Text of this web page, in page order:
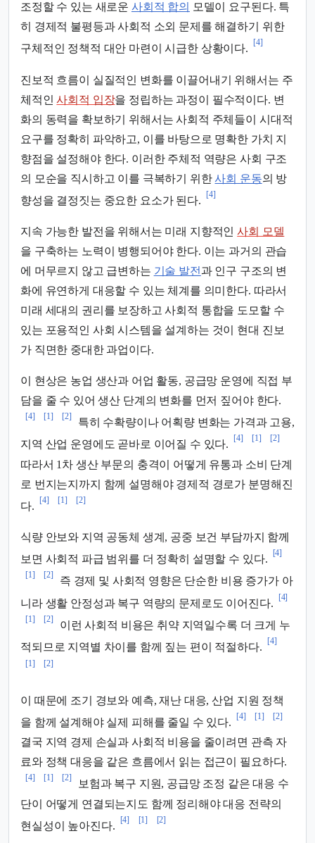
조정할 수 있는 새로운 사회적 합의
모델이 요구된다. 특
히 경제적 불평등과 사회적 소외 문제를 해결하기 위한
구체적인 정책적 대안 마련이 시급한 상황이다.
[4]
진보적 흐름이 실질적인 변화를 이끌어내기 위해서는 주
체적인사회적 입장을 정립하는 과정이 필수적이다. 변
화의 동력을 확보하기 위해서는 사회적 주체들이 시대적
요구를 정확히 파악하고, 이를 바탕으로 명확한 가치 지
향점을 설정해야 한다. 이러한 주체적 역량은 사회 구조
의 모순을 직시하고 이를 극복하기 위한사회 운동의 방
향성을 결정짓는 중요한 요소가 된다.
[4]
지속 가능한 발전을 위해서는 미래 지향적인사회 모델
을 구축하는 노력이 병행되어야 한다. 이는 과거의 관습
에 머무르지 않고 급변하는 기술 발전 과 인구 구조의 변
화에 유연하게 대응할 수 있는 체계를 의미한다. 따라서
미래 세대의 권리를 보장하고 사회적 통합을 도모할 수
있는 포용적인 사회 시스템을 설계하는 것이 현대 진보
가 직면한 중대한 과업이다.
이 현상은 농업 생산과 어업 활동, 공급망 운영에 직접 부
담을 줄 수 있어 생산 단계의 변화를 먼저 짚어야 한다.
[4] [1] [2]
특히 수확량이나 어획량 변화는 가격과 고용,
지역 산업 운영에도 곧바로 이어질 수 있다.
[4] [1] [2]
따라서 1차 생산 부문의 충격이 어떻게 유통과 소비 단계
로 번지는지까지 함께 설명해야 경제적 경로가 분명해진
다.
[4] [1] [2]
식량 안보와 지역 공동체 생계, 공중 보건 부담까지 함께
보면 사회적 파급 범위를 더 정확히 설명할 수 있다.
[4]
[1] [2]
즉 경제 및 사회적 영향은 단순한 비용 증가가 아
니라 생활 안정성과 복구 역량의 문제로도 이어진다.
[4]
[1] [2]
이런 사회적 비용은 취약 지역일수록 더 크게 누
적되므로 지역별 차이를 함께 짚는 편이 적절하다.
[4]
[1] [2]
이 때문에 조기 경보와 예측, 재난 대응, 산업 지원 정책
을 함께 설계해야 실제 피해를 줄일 수 있다.
[4] [1] [2]
결국 지역 경제 손실과 사회적 비용을 줄이려면 관측 자
료와 정책 대응을 같은 흐름에서 읽는 접근이 필요하다.
[4] [1] [2]
보험과 복구 지원, 공급망 조정 같은 대응 수
단이 어떻게 연결되는지도 함께 정리해야 대응 전략의
현실성이 높아진다.
[4] [1] [2]